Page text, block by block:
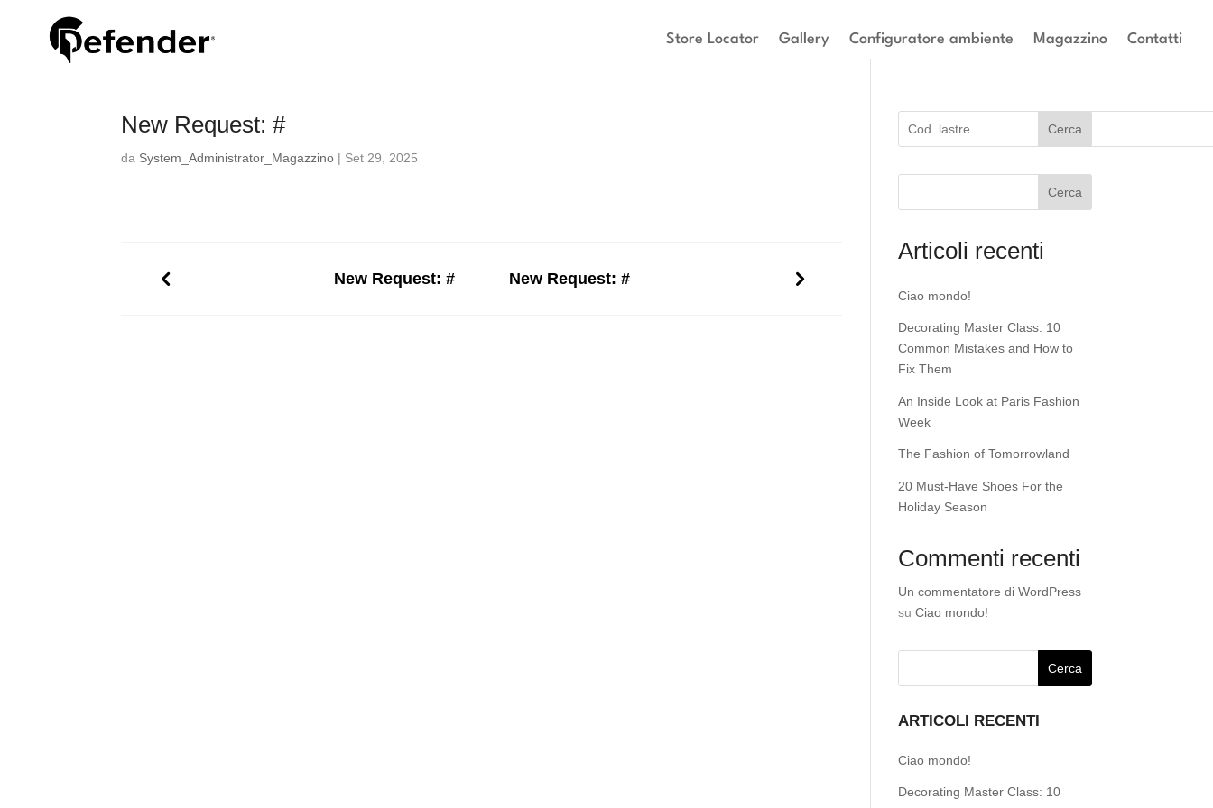
Store Locator Gallery Configuratore ambiente Magazzino Contatti
New Request: #
da System_Administrator_Magazzino | Set 29, 2025
New Request: # New Request: #
Cerca
Cerca
Articoli recenti
Ciao mondo!
Decorating Master Class: 10
Common Mistakes and How to
Fix Them
An Inside Look at Paris Fashion
Week
The Fashion of Tomorrowland
20 Must-Have Shoes For the
Holiday Season
Commenti recenti
Un commentatore di WordPress
su Ciao mondo!
ARTICOLI RECENTI
Ciao mondo!
Decorating Master Class: 10